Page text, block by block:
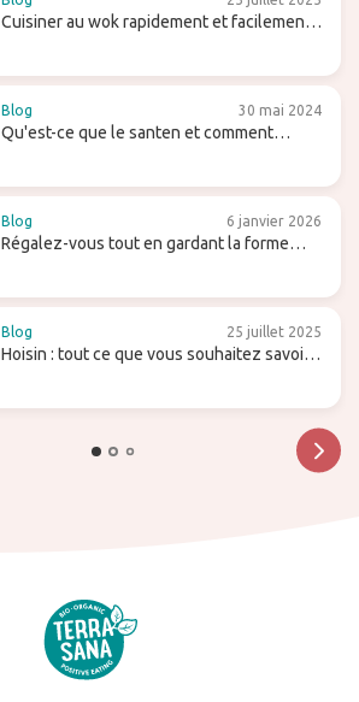
Cuisiner au wok rapidement et facilement -
Blog 30 mai 2024
Qu'est-ce que le santen et comment
Blog 6 janvier 2026
Régalez-vous tout en gardant la forme
Blog 25 juillet 2025
Hoisin : tout ce que vous souhaitez savoir